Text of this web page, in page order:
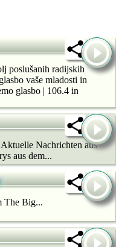
poslušanih radijskih
vaše mladosti in
glasbo | 106.4 in
Nachrichten aus
aus dem...
The Big...